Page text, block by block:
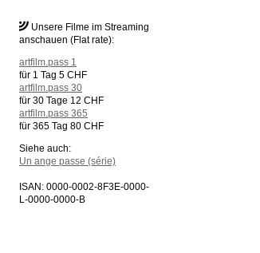
Unsere Filme im Streaming
anschauen (Flat rate):
artfilm.pass 1
für 1 Tag 5 CHF
artfilm.pass 30
für 30 Tage 12 CHF
artfilm.pass 365
für 365 Tag 80 CHF
Siehe auch:
Un ange passe (série)
ISAN: 0000-0002-8F3E-0000-
L-0000-0000-B